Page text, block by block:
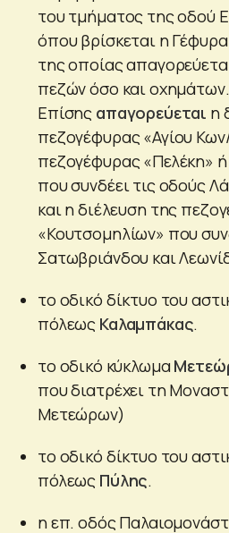
του τμήματος της οδού
όπου βρίσκεται η
της οποίας
πεζών όσο και οχημάτων.
Επίσης απαγορεύεται η
πεζογέφυρας «Αγίου
πεζογέφυρας «Πελέκη»
που συνδέει τις οδούς
και η διέλευση της
«Κουτσομηλίων» που
Σατωβριάνδου και
το οδικό δίκτυο του
πόλεως Καλαμπάκας.
το οδικό κύκλωμα
που διατρέχει τη
Μετεώρων)
το οδικό δίκτυο του
πόλεως Πύλης.
η επ. οδός